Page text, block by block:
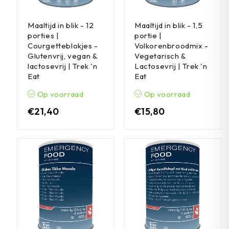
Maaltijd in blik - 12
porties |
Courgetteblokjes -
Glutenvrij, vegan &
lactosevrij | Trek 'n
Eat
Op voorraad
€21,40
Maaltijd in blik - 1,5
portie |
Volkorenbroodmix -
Vegetarisch &
Lactosevrij | Trek 'n
Eat
Op voorraad
€15,80